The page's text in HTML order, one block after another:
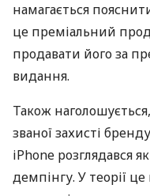
намагається
це преміальний
продавати його за
видання.
Також
званої захисті
iPhone розглядався
демпінгу. У теорії